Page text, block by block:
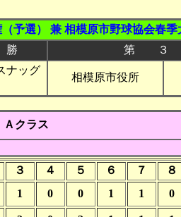
予選） 兼 相模原市野球協会春季
第 ３
ナッグ
相模原市役所
Ａクラス
３ ４ ５ ６ ７ ８
1 0 0 1 1 0